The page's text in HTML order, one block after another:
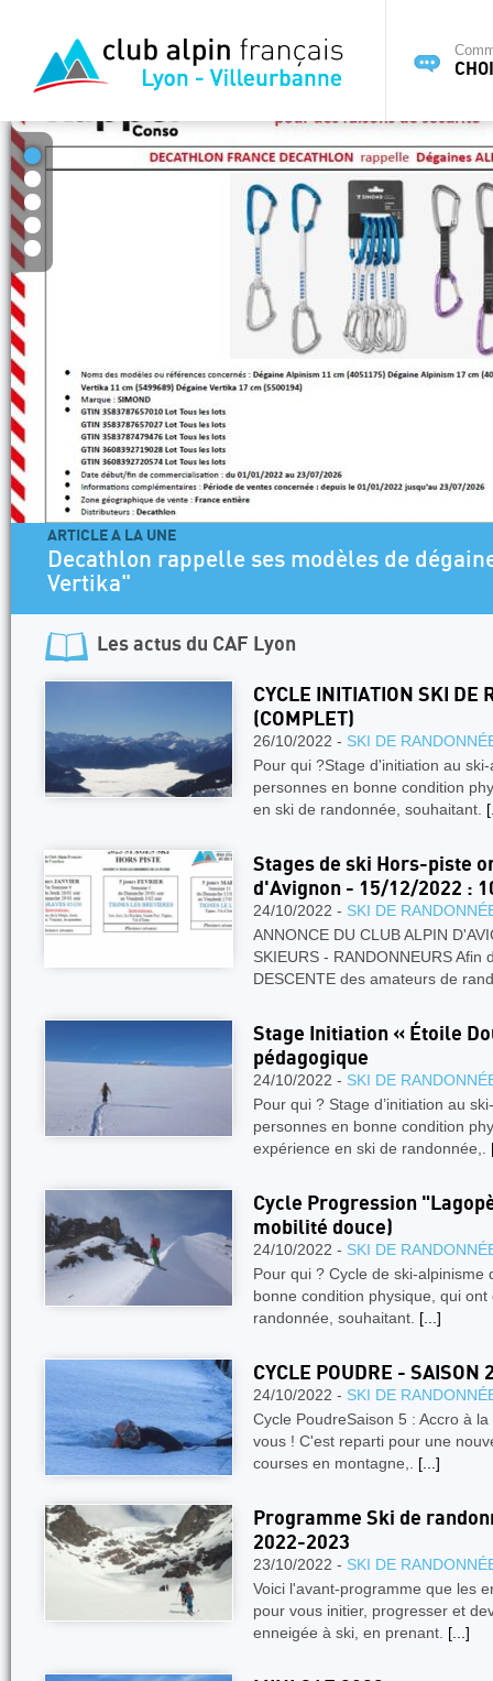
ARTICLE A LA UNE
Decathlon rappelle ses modèles de
Vertika"
Les actus du CAF Lyon
CYCLE INITIATION SKI DE
(COMPLET)
26/10/2022 - SKI DE
Pour qui ?Stage d'initiation au
personnes en bonne condition
en ski de randonnée, souhaitant.
Stages de ski Hors-piste
d'Avignon - 15/12/2022 :
24/10/2022 - SKI DE
ANNONCE DU CLUB ALPIN
SKIEURS - RANDONNEURS Afin
DESCENTE des amateurs de
Stage Initiation « Étoile
pédagogique
24/10/2022 - SKI DE
Pour qui ? Stage d’initiation au
personnes en bonne condition
expérience en ski de randonnée,.
Cycle Progression
mobilité douce)
24/10/2022 - SKI DE
Pour qui ? Cycle de ski-alpinisme
bonne condition physique, qui
randonnée, souhaitant. [...]
CYCLE POUDRE -
24/10/2022 - SKI DE
Cycle PoudreSaison 5 : Accro à
vous ! C'est reparti pour une
courses en montagne,. [...]
Programme Ski de
2022-2023
23/10/2022 - SKI DE
Voici l'avant-programme que les
pour vous initier, progresser et
enneigée à ski, en prenant. [...]